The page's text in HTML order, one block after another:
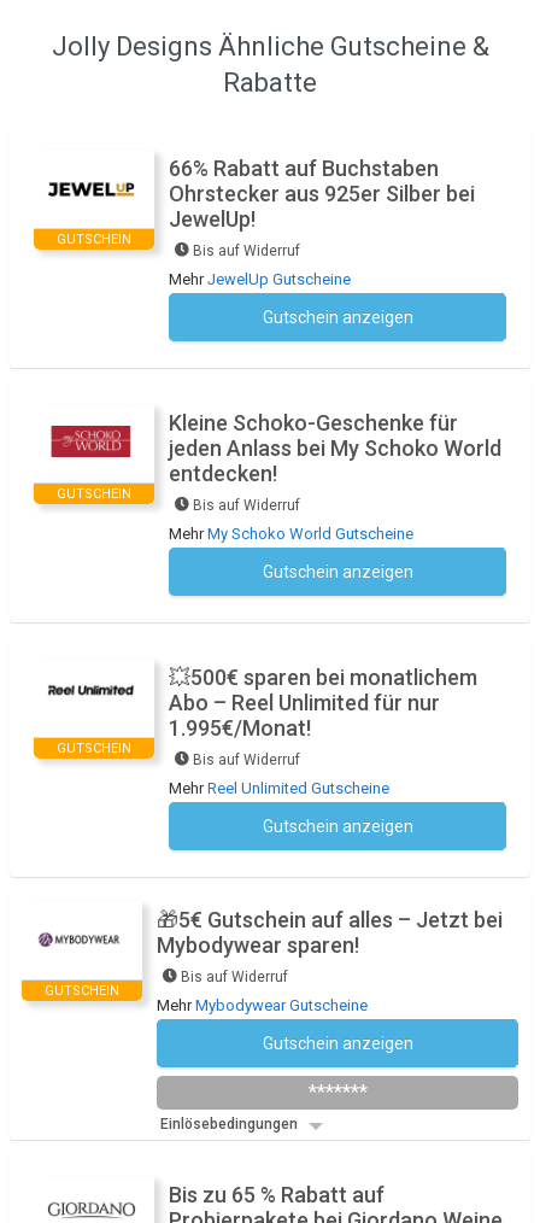
Jolly Designs Ähnliche Gutscheine &
Rabatte
GUTSCHEIN
66% Rabatt auf Buchstaben
Ohrstecker aus 925er Silber bei
JewelUp!
Bis auf Widerruf
MehrJewelUp Gutscheine
Gutschein anzeigen
GUTSCHEIN
Kleine Schoko-Geschenke für
jeden Anlass bei My Schoko World
entdecken!
Bis auf Widerruf
MehrMy Schoko World Gutscheine
Gutschein anzeigen
GUTSCHEIN
💥500€ sparen bei monatlichem
Abo – Reel Unlimited für nur
1.995€/Monat!
Bis auf Widerruf
MehrReel Unlimited Gutscheine
Gutschein anzeigen
GUTSCHEIN
🎁5€ Gutschein auf alles – Jetzt bei
Mybodywear sparen!
Bis auf Widerruf
MehrMybodywear Gutscheine
Gutschein anzeigen
*******
Einlösebedingungen
Bis zu 65 % Rabatt auf